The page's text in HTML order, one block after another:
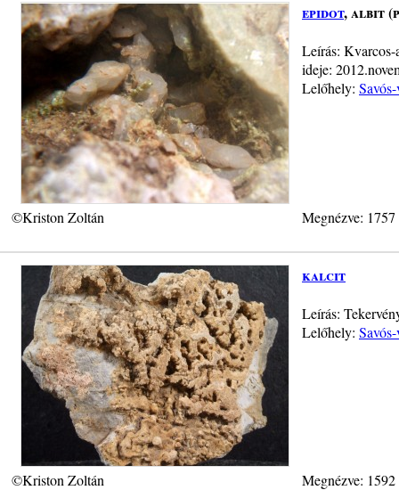
epidot, albit
Leírás: Kvarcos-
ideje:
Lelőhely:
©Kriston Zoltán Megnézve:
kalcit
Leírás:
Lelőhely:
©Kriston Zoltán Megnézve: